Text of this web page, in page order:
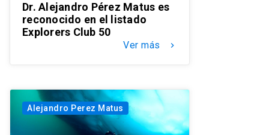
Dr. Alejandro Pérez Matus es
reconocido en el listado
Explorers Club 50
Ver más keyboard_arrow_right
Alejandro Perez Matus